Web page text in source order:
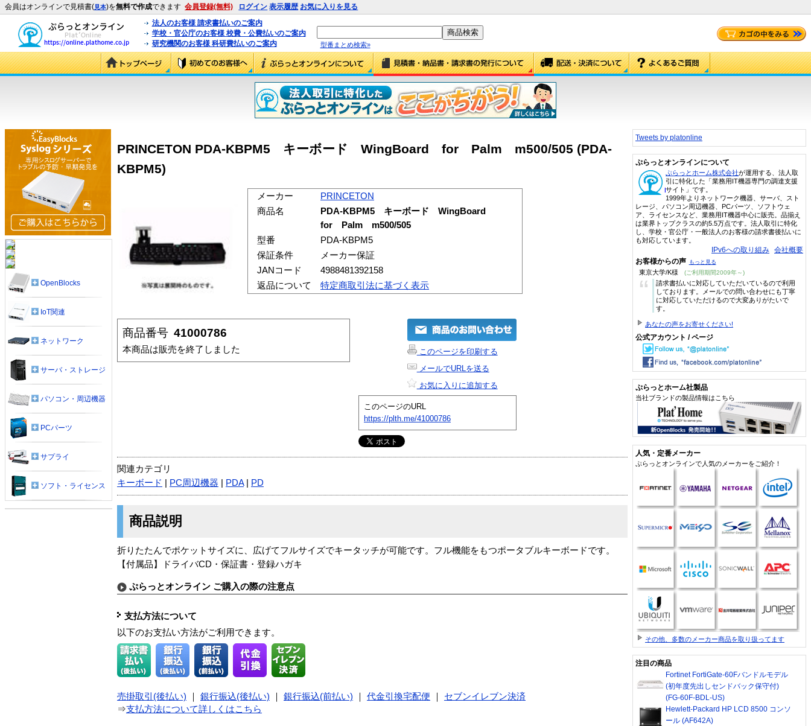
会員はオンラインで見積書(見本)を無料で作成できます 会員登録(無料) ログイン 表示履歴 お気に入りを見る
法人のお客様 請求書払いのご案内
学校・官公庁のお客様 校費・公費払いのご案内
研究機関のお客様 科研費払いのご案内
型番まとめ検索»
PRINCETON PDA-KBPM5 キーボード WingBoard for Palm m500/505 (PDA-
KBPM5)
メーカー
PRINCETON
商品名
PDA-KBPM5 キーボード WingBoard
for Palm m500/505
型番
PDA-KBPM5
保証条件
メーカー保証
JANコード
4988481392158
返品について
特定商取引法に基づく表示
商品番号 41000786
本商品は販売を終了しました
このページを印刷する
メールでURLを送る
お気に入りに追加する
このページのURL
https://plth.me/41000786
関連カテゴリ
キーボード
PC周辺機器 PDA| PD
商品説明
折りたたんでポケットサイズに、広げてフルサイズでキータッチが可能です。フル機能をもつポータブルキーボードです。
【付属品】ドライバCD・保証書・登録ハガキ
ぷらっとオンライン ご購入の際の注意点
支払方法について
以下のお支払い方法がご利用できます。
売掛取引(後払い) 銀行振込(後払い) 銀行振込(前払い) 代金引換宅配便
セブンイレブン決済
⇒支払方法について詳しくはこちら
OpenBlocks
IoT関連
ネットワーク
サーバ・ストレージ
パソコン・周辺機器
PCパーツ
サプライ
ソフト・ライセンス
Tweets by platonline
ぷらっとオンラインについて
ぷらっとホーム株式会社が運用する、法人取
引に特化した「業務用IT機器専門の調達支援
サイト」です。
1999年よりネットワーク機器、サーバ、スト
レージ、パソコン周辺機器、PCパーツ、ソフトウェ
ア、ライセンスなど、業務用IT機器中心に販売。品揃え
は業界トップクラスの約5.5万点です。法人取引に特化
し、学校・官公庁・一般法人のお客様の請求書後払いに
も対応しています。
IPv6への取り組み 会社概要
お客様からの声 もっと見る
東京大学/K様 (ご利用期間2009年～)
“
請求書払いに対応していただいているので利用
しております。メールでの問い合わせにも丁寧
に対応していただけるので大変ありがたいで
す。
あなたの声をお寄せください!
公式アカウント / ページ
ぷらっとホーム社製品
当社ブランドの製品情報はこちら
人気・定番メーカー
ぷらっとオンラインで人気のメーカーをご紹介！
その他、多数のメーカー商品を取り扱ってます
注目の商品
Fortinet FortiGate-60Fバンドルモデル
(初年度先出しセンドバック保守付)
(FG-60F-BDL-US)
Hewlett-Packard HP LCD 8500 コンソ
ール (AF642A)